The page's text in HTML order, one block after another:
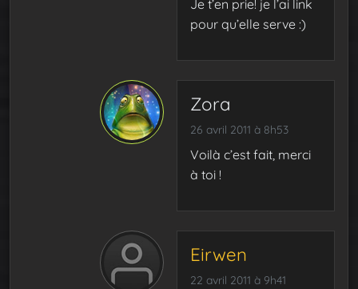
Je t’en prie! je l’ai link
pour qu’elle serve :)
Zora
26 avril 2011 à 8h53
Voilà c’est fait, merci
à toi !
Eirwen
22 avril 2011 à 9h41